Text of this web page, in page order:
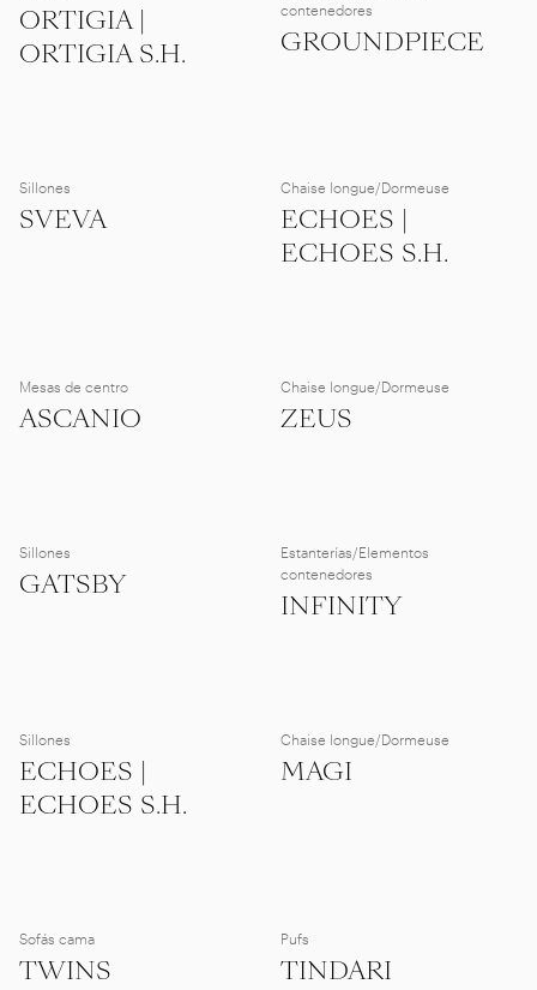
ORTIGIA |
ORTIGIA S.H.
contenedores
GROUNDPIECE
Sillones
SVEVA
Chaise longue/Dormeuse
ECHOES |
ECHOES S.H.
Mesas de centro
ASCANIO
Chaise longue/Dormeuse
ZEUS
Sillones
GATSBY
Estanterías/Elementos
contenedores
INFINITY
Sillones
ECHOES |
ECHOES S.H.
Chaise longue/Dormeuse
MAGI
Sofás cama
TWINS
Pufs
TINDARI